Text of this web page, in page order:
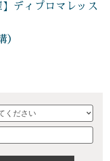
】ディプロマレッス
）